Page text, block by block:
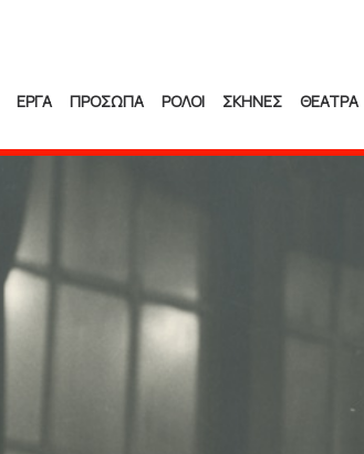
ΕΡΓΑ ΠΡΟΣΩΠΑ ΡΟΛΟΙ ΣΚΗΝΕΣ ΘΕΑΤΡΑ